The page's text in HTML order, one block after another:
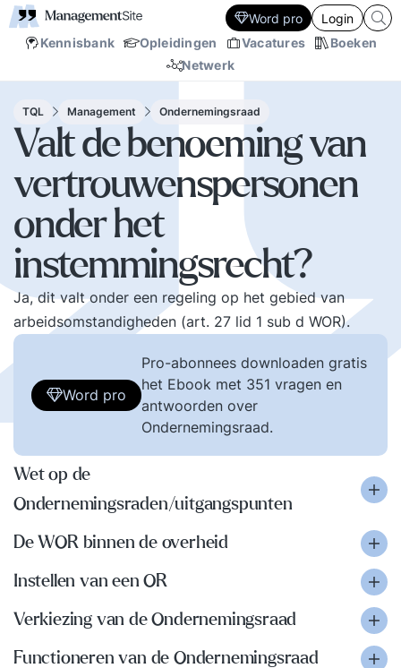
Kennisbank Opleidingen Vacatures
Boeken
Netwerk
Word pro Login
TQL Management Ondernemingsraad
Valt de benoeming van
vertrouwenspersonen
onder het
instemmingsrecht?
Ja, dit valt onder een regeling op het gebied van
arbeidsomstandigheden (art. 27 lid 1 sub d WOR).
Word pro
Pro-abonnees downloaden gratis
het Ebook met 351 vragen en
antwoorden over
Ondernemingsraad.
Wet op de
Ondernemingsraden/uitgangspunten
De WOR binnen de overheid
Instellen van een OR
Verkiezing van de Ondernemingsraad
Functioneren van de Ondernemingsraad